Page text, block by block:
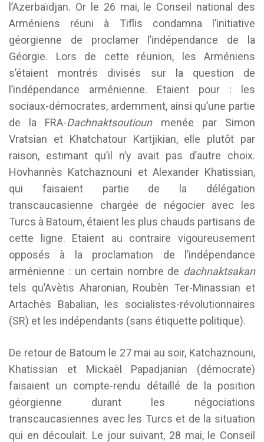
l’Azerbaïdjan. Or le 26 mai, le Conseil national des
Arméniens réuni à Tiflis condamna l’initiative
géorgienne de proclamer l’indépendance de la
Géorgie. Lors de cette réunion, les Arméniens
s’étaient montrés divisés sur la question de
l’indépendance arménienne. Etaient pour : les
sociaux-démocrates, ardemment, ainsi qu’une partie
de la FRA-Dachnaktsoutiounmenée par Simon
Vratsian et Khatchatour Kartjikian, elle plutôt par
raison, estimant qu’il n’y avait pas d’autre choix.
Hovhannès Katchaznouni et Alexander Khatissian,
qui faisaient partie de la délégation
transcaucasienne chargée de négocier avec les
Turcs à Batoum, étaient les plus chauds partisans de
cette ligne. Etaient au contraire vigoureusement
opposés à la proclamation de l’indépendance
arménienne : un certain nombre de dachnaktsakan
tels qu’Avètis Aharonian, Roubèn Ter-Minassian et
Artachès Babalian, les socialistes-révolutionnaires
(SR) et les indépendants (sans étiquette politique).
De retour de Batoum le 27 mai au soir, Katchaznouni,
Khatissian et Mickaël Papadjanian (démocrate)
faisaient un compte-rendu détaillé de la position
géorgienne durant les négociations
transcaucasiennes avec les Turcs et de la situation
qui en découlait. Le jour suivant, 28 mai, le Conseil